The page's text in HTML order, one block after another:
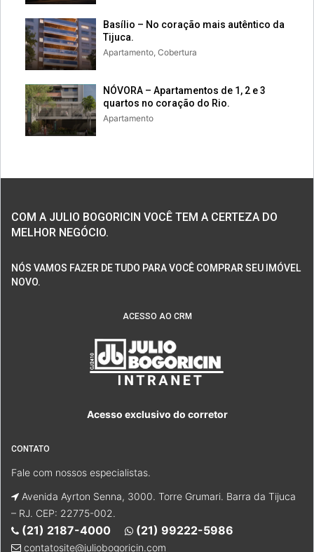
Basílio – No coração mais autêntico da
Tijuca.
Apartamento, Cobertura
NÓVORA – Apartamentos de 1, 2 e 3
quartos no coração do Rio.
Apartamento
COM A JULIO BOGORICIN VOCÊ TEM A CERTEZA DO
MELHOR NEGÓCIO.
NÓS VAMOS FAZER DE TUDO PARA VOCÊ COMPRAR SEU IMÓVEL
NOVO.
ACESSO AO CRM
Acesso exclusivo do corretor
CONTATO
Fale com nossos especialistas.
Avenida Ayrton Senna, 3000. Torre Grumari. Barra da Tijuca
– RJ. CEP: 22775-002.
(21) 2187-4000 (21) 99222-5986
contatosite@juliobogoricin.com